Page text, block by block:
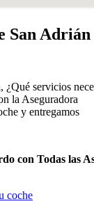
San Adrián
¿Qué servicios
la Aseguradora
y entregamos
con Todas las